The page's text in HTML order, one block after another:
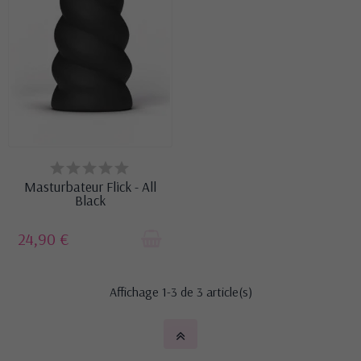
Masturbateur Flick - All
Black
24,90 €
Affichage 1-3 de 3 article(s)